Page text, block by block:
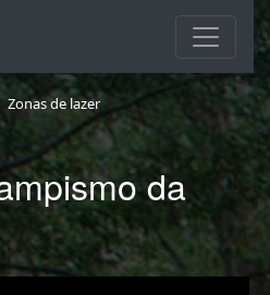
Zonas de lazer
da